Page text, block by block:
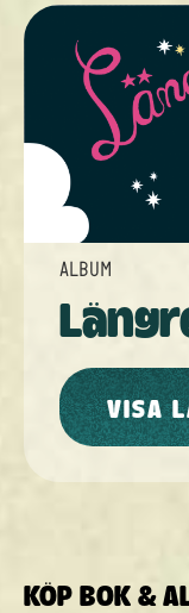
ALBUM
VISA
KÖP BOK &